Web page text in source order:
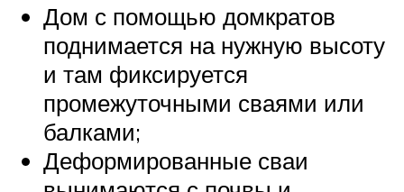
Дом с помощью домкратов
поднимается на нужную высоту
и там фиксируется
промежуточными сваями или
балками;
Деформированные сваи